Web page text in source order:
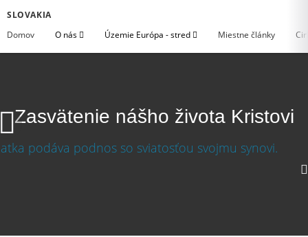
SLOVAKIA
Domov
O nás Územie Európa - stred Miestne články
Zasvätenie nášho života Kristovi